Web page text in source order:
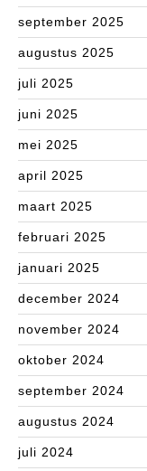
september 2025
augustus 2025
juli 2025
juni 2025
mei 2025
april 2025
maart 2025
februari 2025
januari 2025
december 2024
november 2024
oktober 2024
september 2024
augustus 2024
juli 2024